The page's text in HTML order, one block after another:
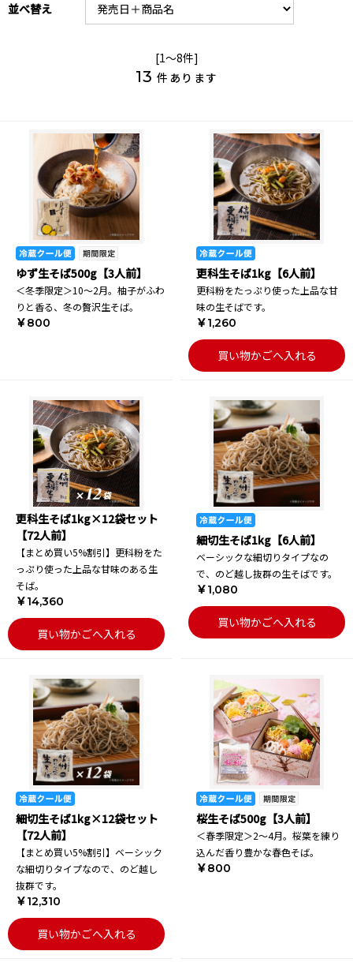
並べ替え
[1～8件]
13 件あります
ゆず生そば500g【3人前】
＜冬季限定＞10～2月。柚子がふわ
りと香る、冬の贅沢生そば。
￥800
更科生そば1kg【6人前】
更科粉をたっぷり使った上品な甘
味の生そばです。
￥1,260
買い物かごへ入れる
更科生そば1kg×12袋セット
【72人前】
【まとめ買い5%割引】更科粉をた
っぷり使った上品な甘味のある生
そば。
￥14,360
買い物かごへ入れる
細切生そば1kg【6人前】
ベーシックな細切りタイプなの
で、のど越し抜群の生そばです。
￥1,080
買い物かごへ入れる
細切生そば1kg×12袋セット
【72人前】
【まとめ買い5%割引】ベーシック
な細切りタイプなので、のど越し
抜群です。
￥12,310
買い物かごへ入れる
桜生そば500g【3人前】
＜春季限定＞2～4月。桜葉を練り
込んだ香り豊かな春色そば。
￥800